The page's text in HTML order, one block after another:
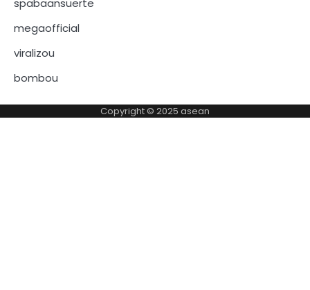
spabaansuerte
megaofficial
viralizou
bombou
Copyright © 2025 asean